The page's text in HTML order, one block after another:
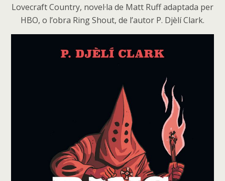
Lovecraft Country, novel·la de Matt Ruff adaptada per
HBO, o l’obra Ring Shout, de l’autor P. Djèlí Clark.